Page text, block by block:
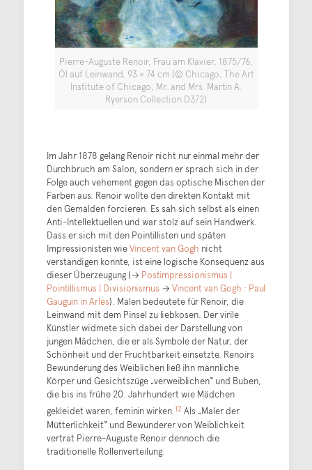
Pierre-Auguste Renoir, Frau am Klavier, 1875/76,
Öl auf Leinwand, 93 × 74 cm (© Chicago, The Art
Institute of Chicago, Mr. and Mrs. Martin A.
Ryerson Collection D372)
Im Jahr 1878 gelang Renoir nicht nur einmal mehr der
Durchbruch am Salon, sondern er sprach sich in der
Folge auch vehement gegen das optische Mischen der
Farben aus. Renoir wollte den direkten Kontakt mit
den Gemälden forcieren. Es sah sich selbst als einen
Anti-Intellektuellen und war stolz auf sein Handwerk.
Dass er sich mit den Pointillisten und späten
Impressionisten wieVincent van Gogh nicht
verständigen konnte, ist eine logische Konsequenz aus
dieser Überzeugung (→ Postimpressionismus |
Pointillismus | Divisionismus → Vincent van Gogh : Paul
Gauguin in Arles). Malen bedeutete für Renoir, die
Leinwand mit dem Pinsel zu liebkosen. Der virile
Künstler widmete sich dabei der Darstellung von
jungen Mädchen, die er als Symbole der Natur, der
Schönheit und der Fruchtbarkeit einsetzte. Renoirs
Bewunderung des Weiblichen ließ ihn männliche
Körper und Gesichtszüge „verweiblichen“ und Buben,
die bis ins frühe 20. Jahrhundert wie Mädchen
gekleidet waren, feminin wirken.12Als „Maler der
Mütterlichkeit“ und Bewunderer von Weiblichkeit
vertrat Pierre-Auguste Renoir dennoch die
traditionelle Rollenverteilung.